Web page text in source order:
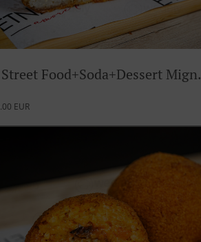
Food+Soda+Dessert Mign.
EUR